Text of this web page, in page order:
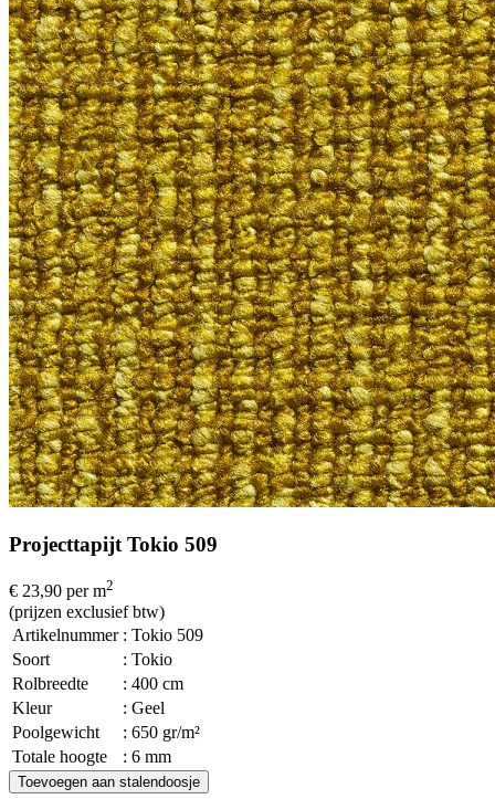
Projecttapijt Tokio 509
€ 23,90 per m2
(prijzen exclusief btw)
Artikelnummer : Tokio 509
Soort
: Tokio
Rolbreedte
: 400 cm
Kleur
: Geel
Poolgewicht
: 650 gr/m²
Totale hoogte
: 6 mm
Toevoegen aan stalendoosje